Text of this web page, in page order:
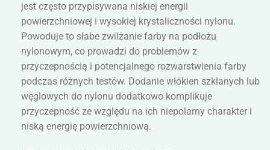
jest często przypisywana niskiej energii
powierzchniowej i wysokiej krystaliczności nylonu.
Powoduje to słabe zwilżanie farby na podłożu
nylonowym, co prowadzi do problemów z
przyczepnością i potencjalnego rozwarstwienia farby
podczas różnych testów. Dodanie włókien szklanych lub
węglowych do nylonu dodatkowo komplikuje
przyczepność ze względu na ich niepolarny charakter i
niską energię powierzchniową.